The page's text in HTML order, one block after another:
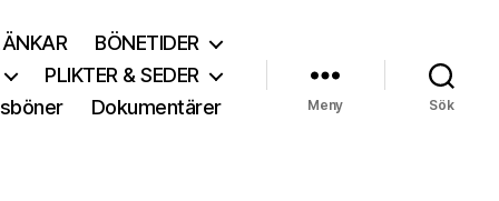
BÖNETIDER
PLIKTER & SEDER
Dokumentärer Meny Sök